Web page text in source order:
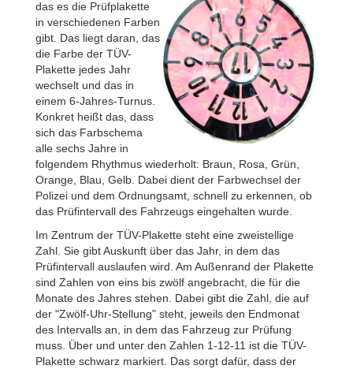
das es die Prüfplakette
in verschiedenen Farben
gibt. Das liegt daran, das
die Farbe der TÜV-
Plakette jedes Jahr
wechselt und das in
einem 6-Jahres-Turnus.
Konkret heißt das, dass
sich das Farbschema
alle sechs Jahre in
folgendem Rhythmus wiederholt: Braun, Rosa, Grün,
Orange, Blau, Gelb. Dabei dient der Farbwechsel der
Polizei und dem Ordnungsamt, schnell zu erkennen, ob
das Prüfintervall des Fahrzeugs eingehalten wurde.
Im Zentrum der TÜV-Plakette steht eine zweistellige
Zahl. Sie gibt Auskunft über das Jahr, in dem das
Prüfintervall auslaufen wird. Am Außenrand der Plakette
sind Zahlen von eins bis zwölf angebracht, die für die
Monate des Jahres stehen. Dabei gibt die Zahl, die auf
der "Zwölf-Uhr-Stellung" steht, jeweils den Endmonat
des Intervalls an, in dem das Fahrzeug zur Prüfung
muss. Über und unter den Zahlen 1-12-11 ist die TÜV-
Plakette schwarz markiert. Das sorgt dafür, dass der